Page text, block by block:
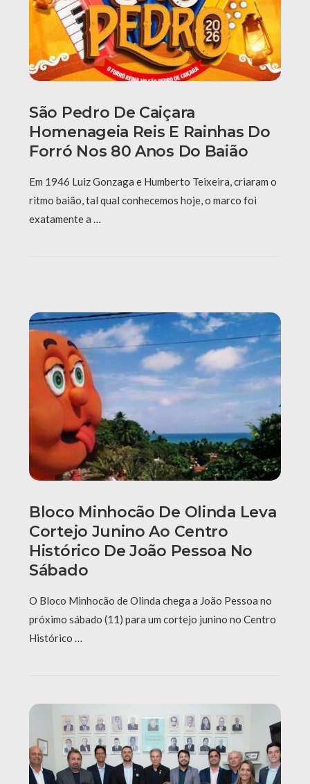
São Pedro De Caiçara
Homenageia Reis E Rainhas Do
Forró Nos 80 Anos Do Baião
Em 1946 Luiz Gonzaga e Humberto Teixeira, criaram o
ritmo baião, tal qual conhecemos hoje, o marco foi
exatamente a …
Bloco Minhocão De Olinda Leva
Cortejo Junino Ao Centro
Histórico De João Pessoa No
Sábado
O Bloco Minhocão de Olinda chega a João Pessoa no
próximo sábado (11) para um cortejo junino no Centro
Histórico …